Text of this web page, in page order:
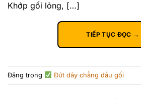
Khớp gối lỏng, […]
TIẾP TỤC ĐỌC →
Đăng trong Đứt dây chằng đầu gối